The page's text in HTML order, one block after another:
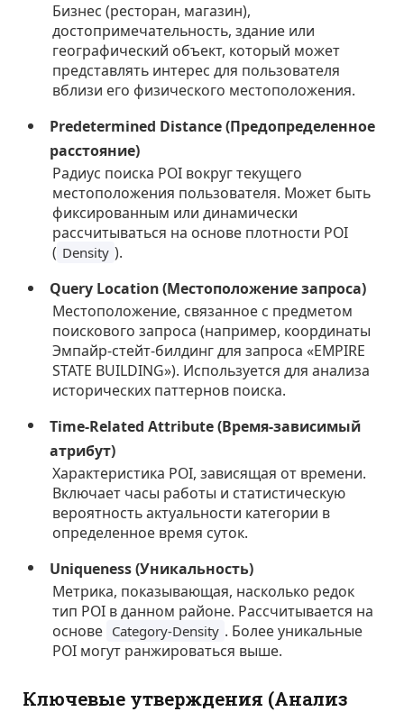
Бизнес (ресторан, магазин),
достопримечательность, здание или
географический объект, который может
представлять интерес для пользователя
вблизи его физического местоположения.
Predetermined Distance (Предопределенное
расстояние)
Радиус поиска POI вокруг текущего
местоположения пользователя. Может быть
фиксированным или динамически
рассчитываться на основе плотности POI
( Density ).
Query Location (Местоположение запроса)
Местоположение, связанное с предметом
поискового запроса (например, координаты
Эмпайр-стейт-билдинг для запроса «EMPIRE
STATE BUILDING»). Используется для анализа
исторических паттернов поиска.
Time-Related Attribute (Время-зависимый
атрибут)
Характеристика POI, зависящая от времени.
Включает часы работы и статистическую
вероятность актуальности категории в
определенное время суток.
Uniqueness (Уникальность)
Метрика, показывающая, насколько редок
тип POI в данном районе. Рассчитывается на
основе Category-Density . Более уникальные
POI могут ранжироваться выше.
Ключевые утверждения (Анализ